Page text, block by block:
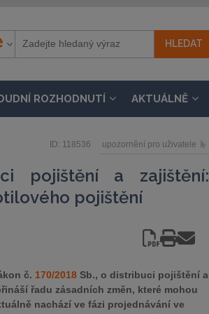
ROZHODNUTÍ AKTUÁLNĚ
ID: 118536 upozornění pro uživatele
pojištění a zajištění:
pojištění
č. 170/2018 Sb., o distribuci pojištění a
řadu zásadních změn, které mohou
nachází ve fázi projednávání ve